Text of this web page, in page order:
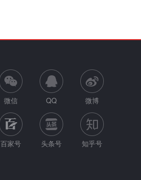
微信 QQ 微博
百家号 头条号 知乎号